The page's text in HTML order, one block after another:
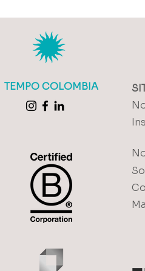
TEMPO COLOMBIA